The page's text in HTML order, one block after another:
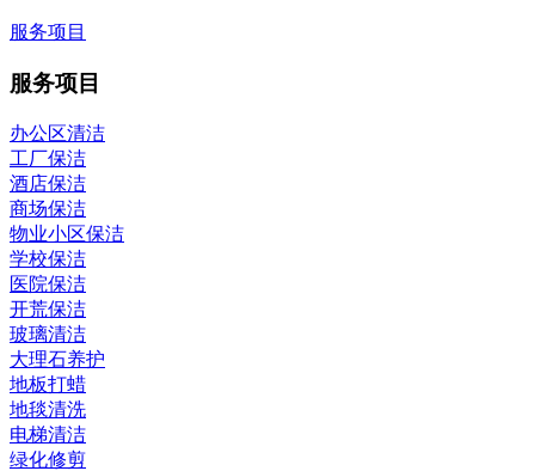
服务项目
服务项目
办公区清洁
工厂保洁
酒店保洁
商场保洁
物业小区保洁
学校保洁
医院保洁
开荒保洁
玻璃清洁
大理石养护
地板打蜡
地毯清洗
电梯清洁
绿化修剪